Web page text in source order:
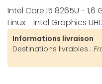
Intel Core I5 8265U - 1,6
Linux - Intel Graphics
Informations livraison
Destinations livrables :